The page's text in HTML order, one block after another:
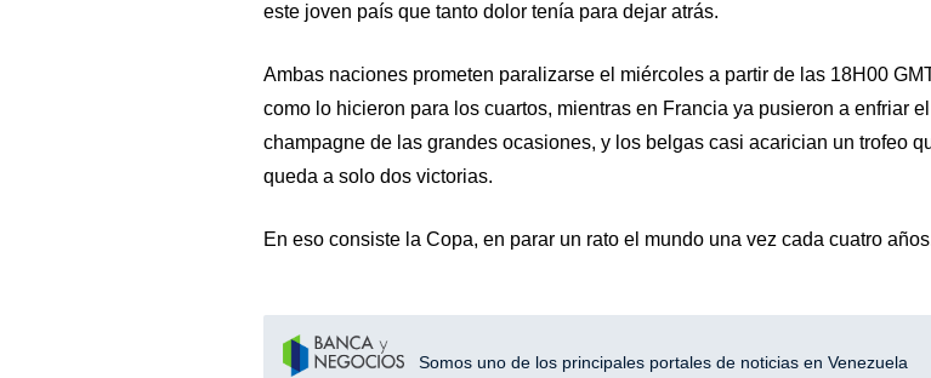
este joven país que tanto dolor tenía para dejar atrás.
Ambas naciones prometen paralizarse el miércoles a partir de las 18H00
como lo hicieron para los cuartos, mientras en Francia ya pusieron a enfriar el
champagne de las grandes ocasiones, y los belgas casi acarician un trofeo
queda a solo dos victorias.
En eso consiste la Copa, en parar un rato el mundo una vez cada cuatro
Somos uno de los principales portales de noticias en Venezuela